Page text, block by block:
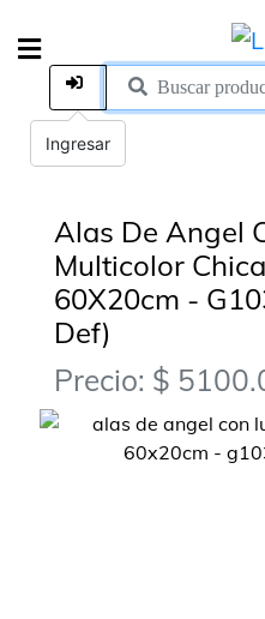
Alas De Angel
Multicolor
60X20cm -
Def)
Precio: $
Ingresar